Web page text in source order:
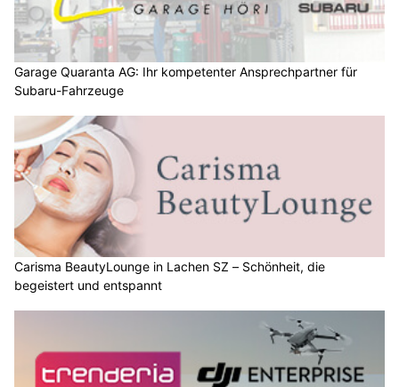
Garage Quaranta AG: Ihr kompetenter Ansprechpartner für
Subaru-Fahrzeuge
Carisma BeautyLounge in Lachen SZ – Schönheit, die
begeistert und entspannt